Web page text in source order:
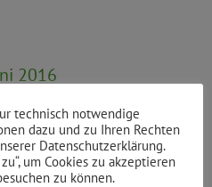
2016
technisch notwendige
dazu und zu Ihren Rechten
Datenschutzerklärung.
um Cookies zu akzeptieren
zu können.